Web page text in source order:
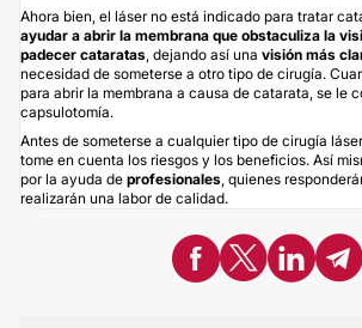
Ahora bien, el láser no está indicado para tratar
ayudar a abrir la membrana que obstaculiza la
padecer cataratas, dejando así una visión más
necesidad de someterse a otro tipo de cirugía.
para abrir la membrana a causa de catarata, se le
capsulotomía.
Antes de someterse a cualquier tipo de cirugía
tome en cuenta los riesgos y los beneficios. Así
por la ayuda de profesionales, quienes
realizarán una labor de calidad.